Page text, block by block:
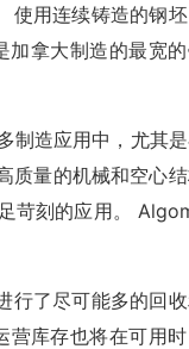
使用连续铸造的钢
加拿大制造的最宽
制造应用中，尤其
质量的机械和空心
苛刻的应用。
行了尽可能多的回
营库存也将在可用